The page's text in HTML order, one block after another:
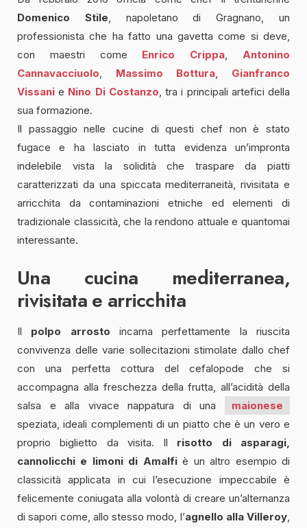
Domenico Stile, napoletano di Gragnano, un
professionista che ha fatto una gavetta come si deve,
con maestri come Enrico Crippa,Antonino
Cannavacciuolo, Massimo Bottura, Gianfranco
Vissani e Nino Di Costanzo, tra i principali artefici della
sua formazione.
Il passaggio nelle cucine di questi chef non è stato
fugace e ha lasciato in tutta evidenza un’impronta
indelebile vista la solidità che traspare da piatti
caratterizzati da una spiccata mediterraneità, rivisitata e
arricchita da contaminazioni etniche ed elementi di
tradizionale classicità, che la rendono attuale e quantomai
interessante.
Una cucina mediterranea,
rivisitata e arricchita
Il polpo arrosto incarna perfettamente la riuscita
convivenza delle varie sollecitazioni stimolate dallo chef
con una perfetta cottura del cefalopode che si
accompagna alla freschezza della frutta, all’acidità della
salsa e alla vivace nappatura di una
maionese
speziata, ideali complementi di un piatto che è un vero e
proprio biglietto da visita. Il risotto di asparagi,
cannolicchi e limoni di Amalfiè un altro esempio di
classicità applicata in cui l’esecuzione impeccabile è
felicemente coniugata alla volontà di creare un’alternanza
di sapori come, allo stesso modo, l’agnello alla Villeroy,